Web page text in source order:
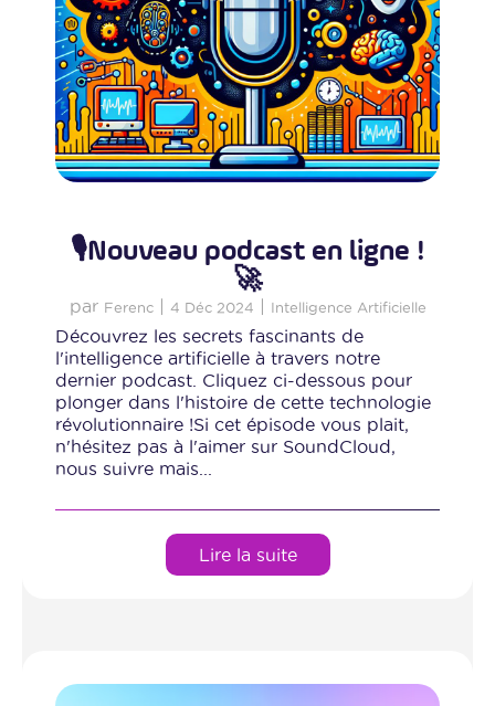
🎙️Nouveau podcast en ligne !
🚀
par Ferenc| 4 Déc 2024 Intelligence Artificielle
Découvrez les secrets fascinants de
l'intelligence artificielle à travers notre
dernier podcast. Cliquez ci-dessous pour
plonger dans l'histoire de cette technologie
révolutionnaire !Si cet épisode vous plait,
n'hésitez pas à l'aimer sur SoundCloud,
nous suivre mais...
Lire la suite